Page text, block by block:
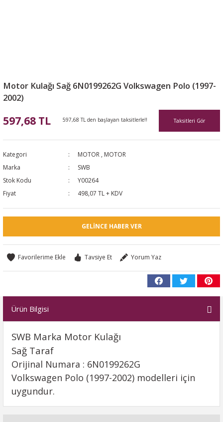
Motor Kulağı Sağ 6N0199262G Volkswagen Polo (1997-
2002)
597,68 TL 597,68 TL den başlayan taksitlerle!! Taksitleri Gör
Kategori MOTOR , MOTOR
Marka
SWB
Stok Kodu
Y00264
Fiyat
498,07 TL + KDV
GELINCE HABER VER
Tavsiye Et Yorum Yaz
Ürün Bilgisi
SWB Marka Motor Kulağı
Sağ Taraf
Orijinal Numara : 6N0199262G
Volkswagen Polo (1997-2002) modelleri için
uygundur.